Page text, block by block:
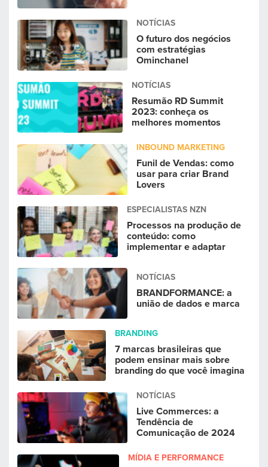
NOTÍCIAS
O futuro dos negócios
com estratégias
Ominchanel
NOTÍCIAS
Resumão RD Summit
2023: conheça os
melhores momentos
INBOUND MARKETING
Funil de Vendas: como
usar para criar Brand
Lovers
ESPECIALISTAS NZN
Processos na produção de
conteúdo: como
implementar e adaptar
NOTÍCIAS
BRANDFORMANCE: a
união de dados e marca
BRANDING
7 marcas brasileiras que
podem ensinar mais sobre
branding do que você imagina
NOTÍCIAS
Live Commerces: a
Tendência de
Comunicação de 2024
MÍDIA E PERFORMANCE